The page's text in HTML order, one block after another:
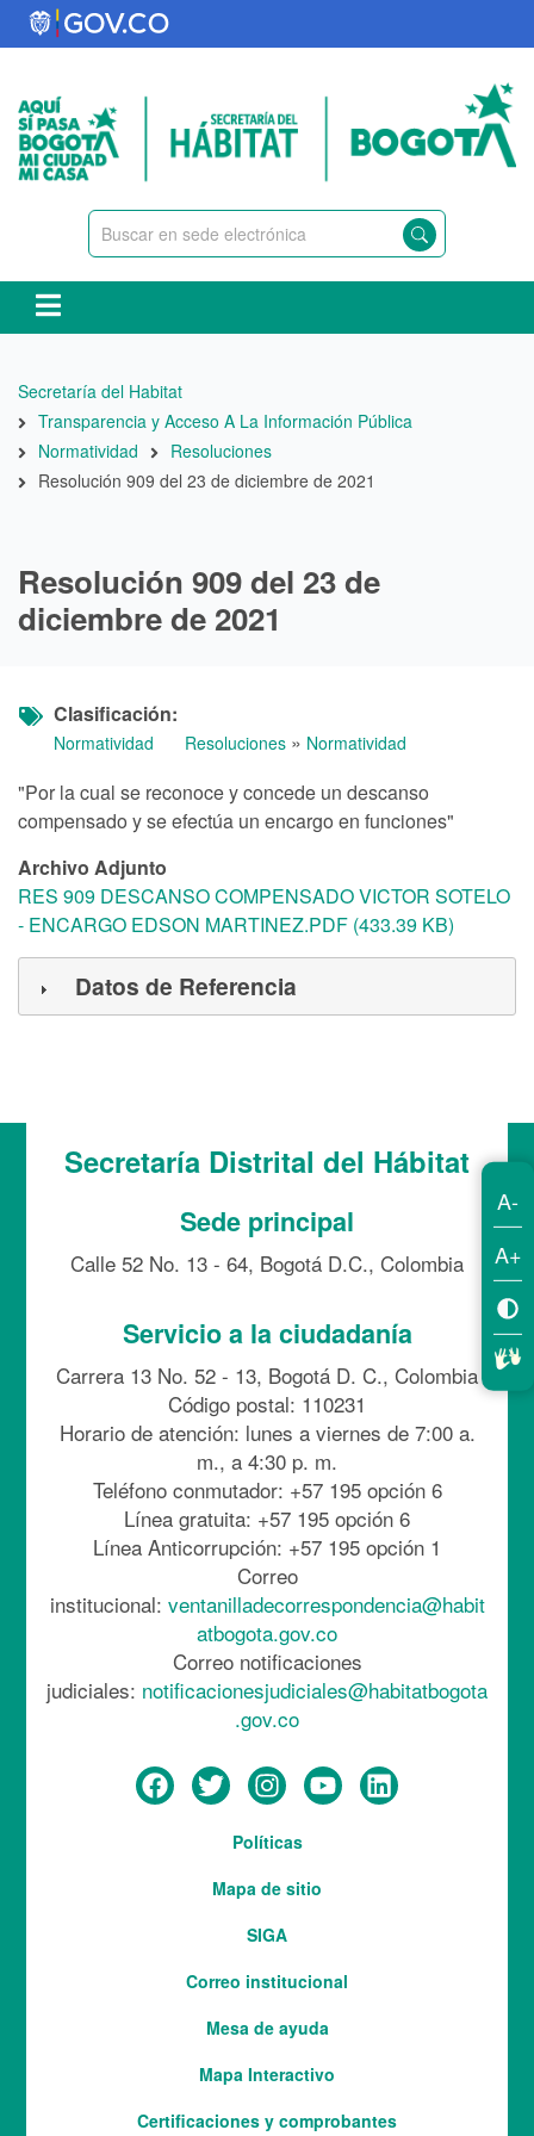
Pasar
al
principal
Ruta
de
navegación
Secretaría del Habitat
Transparencia y Acceso A La Información Pública
Normatividad
Resoluciones
Resolución 909 del 23 de diciembre de 2021
Resolución 909 del 23 de
diciembre de 2021
Clasificación
Normatividad Resoluciones » Normatividad
"Por la cual se reconoce y concede un descanso
compensado y se efectúa un encargo en funciones"
Archivo Adjunto
RES 909 DESCANSO COMPENSADO VICTOR SOTELO
- ENCARGO EDSON MARTINEZ.PDF (433.39 KB)
Datos de Referencia
Secretaría Distrital del Hábitat
Sede principal
Calle 52 No. 13 - 64, Bogotá D.C., Colombia
Servicio a la ciudadanía
Carrera 13 No. 52 - 13, Bogotá D. C., Colombia
Código postal: 110231
Horario de atención: lunes a viernes de 7:00 a.
m., a 4:30 p. m.
Teléfono conmutador: +57 195 opción 6
Línea gratuita: +57 195 opción 6
Línea Anticorrupción: +57 195 opción 1
Correo
institucional: ventanilladecorrespondencia@habit
atbogota.gov.co
Correo notificaciones
judiciales: notificacionesjudiciales@habitatbogota
.gov.co
Políticas
Mapa de sitio
SIGA
Correo institucional
Mesa de ayuda
Mapa Interactivo
ServicesCertificaciones y comprobantes
A-
A+